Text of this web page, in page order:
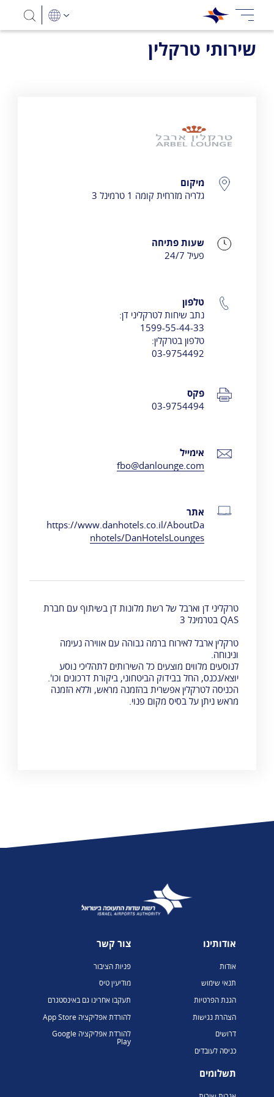
שירותי טרקלין
Arbel Lounge
פרטי התקשרות
מיקום
גלריה מזרחית קומה 1 טרמינל 3
שעות פתיחה
פעיל 24/7
טלפון
נתב שיחות לטרקליני דן:
1599-55-44-33
טלפון בטרקלין:
03-9754492
פקס
03-9754494
אימייל
fbo@danlounge.com
אתר
https://www.danhotels.co.il/AboutDa
nhotels/DanHotelsLounges
טרקליני דן וארבל של רשת מלונות דן בשיתוף עם חברת
QAS בטרמינל 3
טרקלין ארבל לאירוח ברמה גבוהה עם אווירה נעימה
ונינוחה.
לנוסעים מלווים מוצעים כל השירותים לתהליכי נוסע
יוצא/נכנס, החל בבידוק הביטחוני, ביקורת דרכונים וכו'.
הכניסה לטרקלין אפשרית בהזמנה מראש, וללא הזמנה
מראש ניתן על בסיס מקום פנוי.
אודותינו
אודות
תנאי שימוש
הגנת הפרטיות
הצהרת נגישות
דרושים
כניסה לעובדים
תשלומים
צור קשר
פניות הציבור
מודיעין טיס
תעקבו אחרינו גם באינסטגרם
להורדת אפליקציה App Store
להורדת אפליקציה Google
Play